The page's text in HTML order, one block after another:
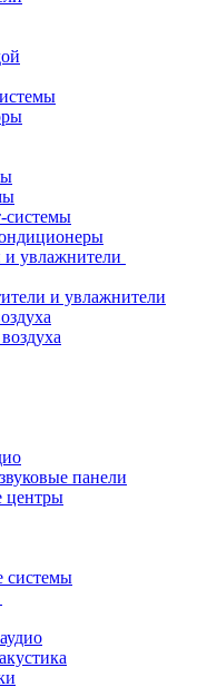
системы
и увлажнители
и увлажнители
панели
центры
системы